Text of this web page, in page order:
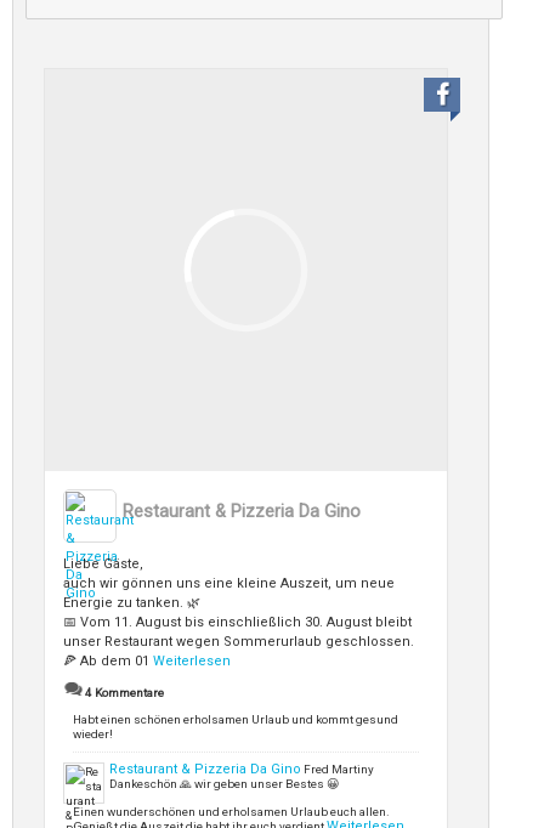
Restaurant & Pizzeria Da Gino
Liebe Gäste,
auch wir gönnen uns eine kleine Auszeit, um neue
Energie zu tanken. 🌿
📅 Vom 11. August bis einschließlich 30. August bleibt
unser Restaurant wegen Sommerurlaub geschlossen.
🍕 Ab dem 01 Weiterlesen
4 Kommentare
Habt einen schönen erholsamen Urlaub und kommt gesund
wieder!
Restaurant & Pizzeria Da Gino Fred Martiny
Dankeschön 🙏 wir geben unser Bestes 😀
Einen wunderschönen und erholsamen Urlaub euch allen.